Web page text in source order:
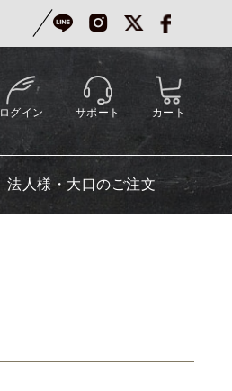
ログイン サポート カート
法人様・大口のご注文